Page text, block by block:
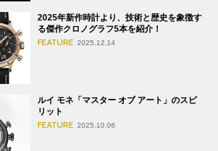
2025年新作時計より、技術と歴史を象徴す
る傑作クロノグラフ5本を紹介！
FEATURE 2025.12.14
ルイ モネ「マスター オブ アート」のスピ
リット
FEATURE 2025.10.06